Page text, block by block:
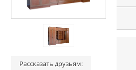
Рассказать друзьям: